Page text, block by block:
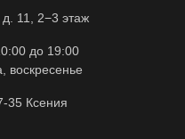
11, 2−3 этаж
до 19:00
воскресенье
35 Ксения